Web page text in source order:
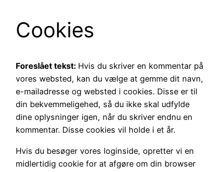
Cookies
Foreslået tekst: Hvis du skriver en kommentar på
vores websted, kan du vælge at gemme dit navn,
e-mailadresse og websted i cookies. Disse er til
din bekvemmeligehed, så du ikke skal udfylde
dine oplysninger igen, når du skriver endnu en
kommentar. Disse cookies vil holde i et år.
Hvis du besøger vores loginside, opretter vi en
midlertidig cookie for at afgøre om din browser